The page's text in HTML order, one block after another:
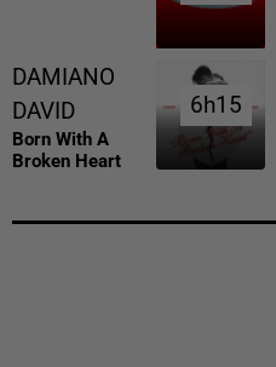
DAMIANO
DAVID
Born With A
Broken Heart
6h15
6h15